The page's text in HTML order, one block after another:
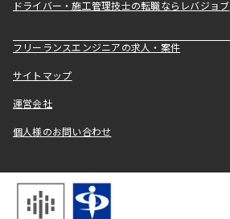
ドライバー・施工管理技士の転職ならレバジョブ
フリーランスエンジニアの求人・案件
サイトマップ
運営会社
個人様のお問い合わせ